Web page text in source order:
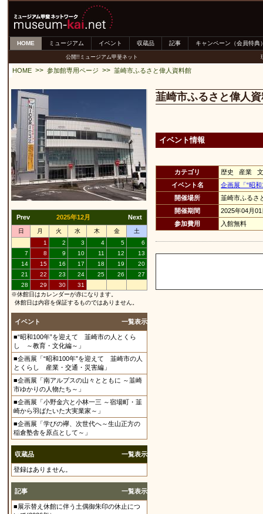
HOME ミュージアム イベント 収蔵品 記事 キャンペーン（会員特典
公開!!ミュージアム甲斐ネット
HOME >> 参加館専用ページ >> 韮崎市ふるさと偉人資料館
Prev 2025年12月 Next
日 月 火 水 木 金
土
1
2 3 4 5
6
7
8 9 10 11 12
13
14
15 16 17 18 19
20
21
22 23 24 25 26
27
28
29 30
31
※休館日はカレンダーが赤になります。
休館日は内容を保証するものではありません。
イベント 一覧表示
■“昭和100年”を迎えて 韮崎市の人とくら
し ～教育・文化編～」
■企画展「“昭和100年”を迎えて 韮崎市の人
とくらし 産業・交通・災害編」
■企画展「南アルプスの山々とともに ～韮崎
市ゆかりの人物たち～」
■企画展「小野金六と小林一三 ～宿場町・韮
崎から羽ばたいた大実業家～」
■企画展「学びの襷、次世代へ～生山正方の
稲倉塾舎を原点として～」
収蔵品 一覧表示
登録はありません。
記事 一覧表示
■展示替え休館に伴う土偶御朱印の休止につ
韮崎市ふるさと偉人
イベント情報
カテゴリ
歴史 産業
イベント名
企画展「“昭
開催場所
韮崎市ふるさ
開催期間
2025年04月
参加費用
入館無料